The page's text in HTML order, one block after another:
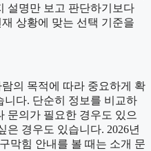
설명만 보고 판단하기보다
상황에 맞는 선택 기준을
의 목적에 따라 중요하게 확
니다. 단순히 정보를 비교하
문의가 필요한 경우도 있으
은 경우도 있습니다. 2026년
막힘 안내를 볼 때는 소개 문